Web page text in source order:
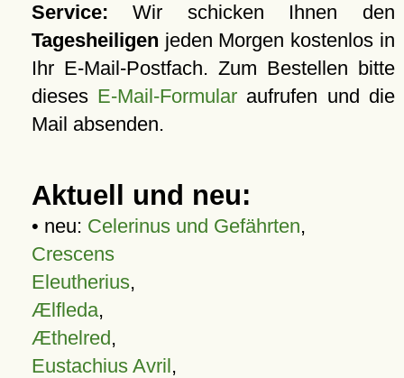
Service: Wir schicken Ihnen den
Tagesheiligen jeden Morgen kostenlos in
Ihr E-Mail-Postfach. Zum Bestellen bitte
dieses E-Mail-Formular aufrufen und die
Mail absenden.
Aktuell und neu:
• neu: Celerinus und Gefährten,
Crescens
Eleutherius,
Ælfleda,
Æthelred,
Eustachius Avril,